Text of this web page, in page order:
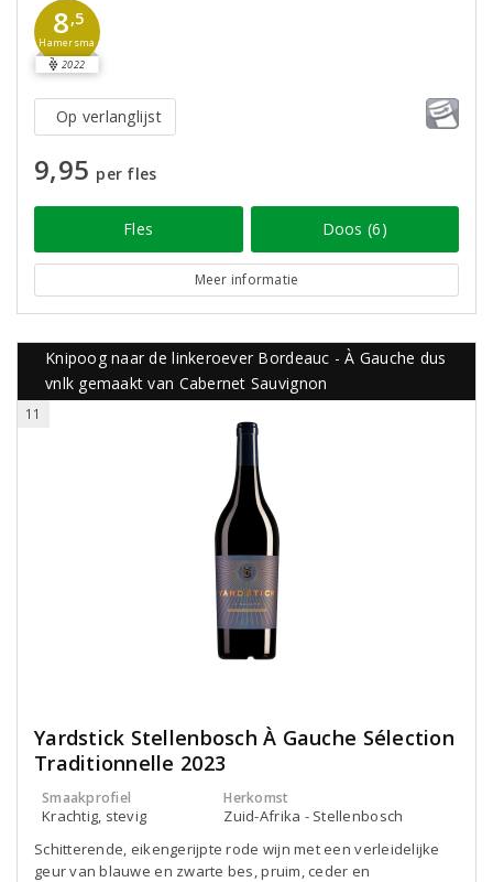
8,5
Hamersma
2022
Op verlanglijst
9,95 per fles
Fles Doos (6)
Meer informatie
Knipoog naar de linkeroever Bordeauc - À Gauche dus
vnlk gemaakt van Cabernet Sauvignon
11
Yardstick Stellenbosch À Gauche Sélection
Traditionnelle 2023
Smaakprofiel
Krachtig, stevig
Herkomst
Zuid-Afrika - Stellenbosch
Schitterende, eikengerijpte rode wijn met een verleidelijke
geur van blauwe en zwarte bes, pruim, ceder en